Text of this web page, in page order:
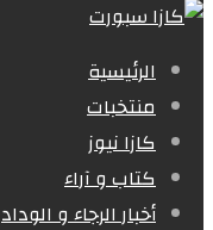
الرئيسية
منتخبات
كازا نيوز
كتاب و آراء
أخبار الرجاء و الوداد